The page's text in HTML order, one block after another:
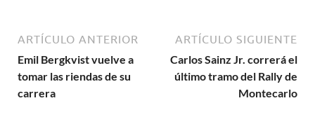
ARTÍCULO ANTERIOR
Emil Bergkvist vuelve a
tomar las riendas de su
carrera
ARTÍCULO SIGUIENTE
Carlos Sainz Jr. correrá el
último tramo del Rally de
Montecarlo